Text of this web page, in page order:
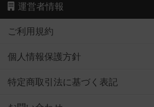
運営者情報
ご利用規約
個人情報保護方針
特定商取引法に基づく表記